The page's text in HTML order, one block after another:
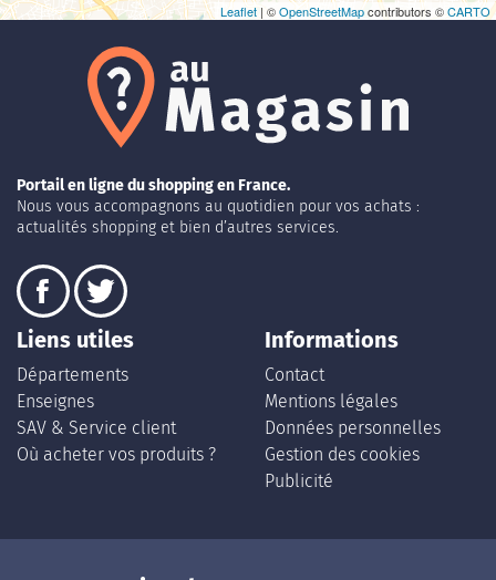
Leaflet | ©OpenStreetMapcontributors ©CARTO
Portail en ligne du shopping en France.
Nous vous accompagnons au quotidien pour vos achats :
actualités shopping et bien d’autres services.
Liens utiles
Départements
Enseignes
SAV & Service client
Où acheter vos produits ?
Informations
Contact
Mentions légales
Données personnelles
Gestion des cookies
Publicité